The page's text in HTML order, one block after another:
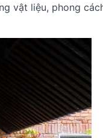
vật liệu, phong